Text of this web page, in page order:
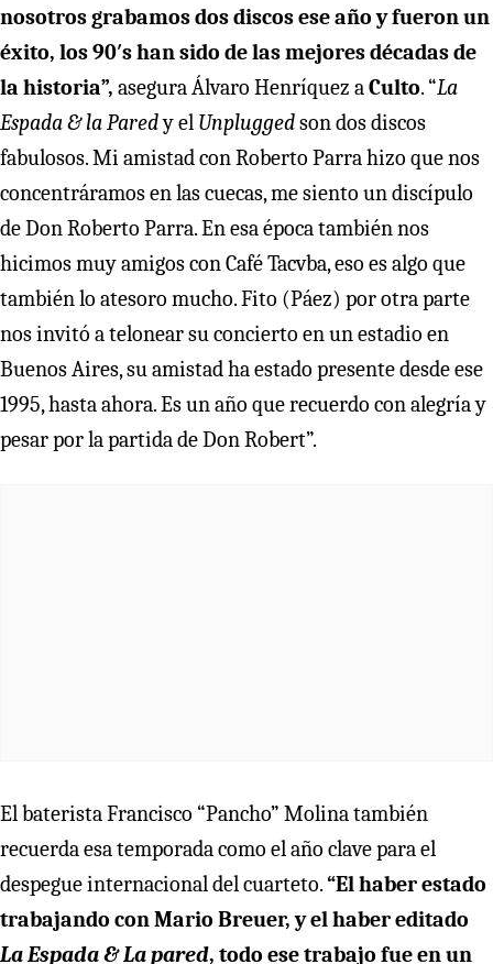
nosotros grabamos dos discos ese año y fueron un
éxito, los 90′s han sido de las mejores décadas de
la historia”, asegura Álvaro Henríquez a Culto. “La
Espada & la Paredy el Unpluggedson dos discos
fabulosos. Mi amistad con Roberto Parra hizo que nos
concentráramos en las cuecas, me siento un discípulo
de Don Roberto Parra. En esa época también nos
hicimos muy amigos con Café Tacvba, eso es algo que
también lo atesoro mucho. Fito (Páez) por otra parte
nos invitó a telonear su concierto en un estadio en
Buenos Aires, su amistad ha estado presente desde ese
1995, hasta ahora. Es un año que recuerdo con alegría y
pesar por la partida de Don Robert”.
El baterista Francisco “Pancho” Molina también
recuerda esa temporada como el año clave para el
despegue internacional del cuarteto.“El haber estado
trabajando con Mario Breuer, y el haber editado
La Espada & La pared, todo ese trabajo fue en un